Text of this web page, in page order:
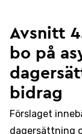
Avsnitt
bo på
bidrag
Förslaget
dagersättning